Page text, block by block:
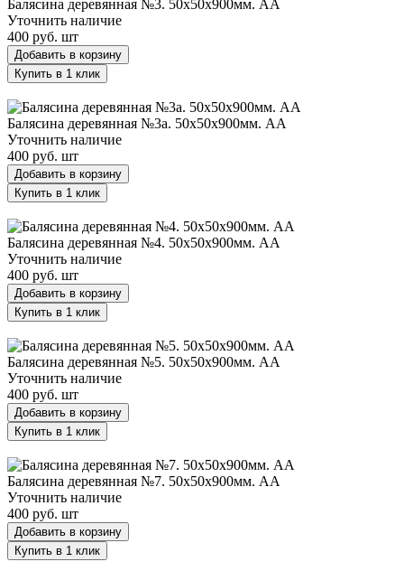
Балясина деревянная №3. 50х50х900мм. AA
Уточнить наличие
400 руб. шт
Добавить в корзину
Купить в 1 клик
Балясина деревянная №3а. 50х50х900мм. AA
Уточнить наличие
400 руб. шт
Добавить в корзину
Купить в 1 клик
Балясина деревянная №4. 50х50х900мм. AA
Уточнить наличие
400 руб. шт
Добавить в корзину
Купить в 1 клик
Балясина деревянная №5. 50х50х900мм. AA
Уточнить наличие
400 руб. шт
Добавить в корзину
Купить в 1 клик
Балясина деревянная №7. 50х50х900мм. AA
Уточнить наличие
400 руб. шт
Добавить в корзину
Купить в 1 клик